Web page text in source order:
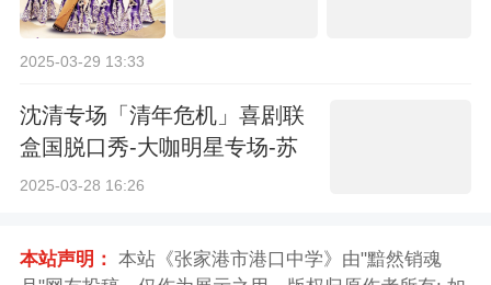
2025-03-29 13:33
沈清专场「清年危机」喜剧联
盒国脱口秀-大咖明星专场-苏
州站
2025-03-28 16:26
本站声明： 本站《张家港市港口中学》由"黯然销魂